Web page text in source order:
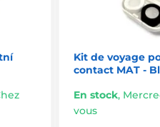
Kit de voyage
contact MAT -
En stock,
vous